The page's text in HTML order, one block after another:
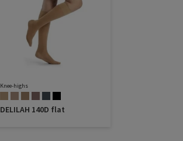
Knee-highs
DELILAH 140D flat